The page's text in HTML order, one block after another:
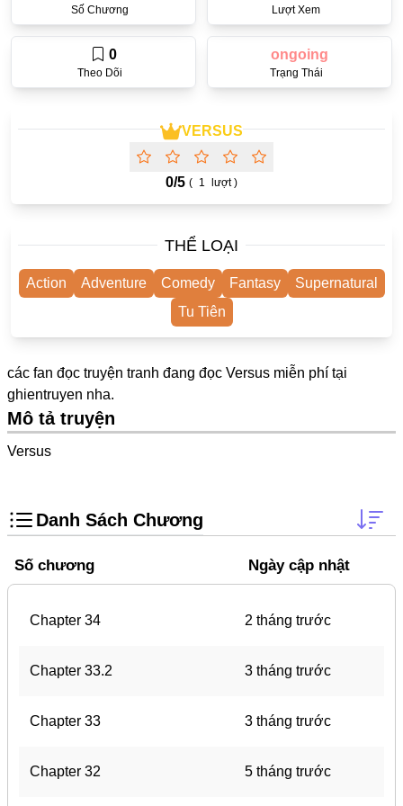
One Shot
#Âu Cổ
Showbiz
Mature
Trọng Sinh
Doujinshi
Thanh Xuân Vườn Trường
Shoujo Ai
#Trâu Già Gặm Cỏ Non
Demons
Anime
#Hoàng Gia
VERSUS
0/5 ( 1 lượt )
Số Chương Lượt Xem
Theo Dõi
0
Trạng Thái
ongoing
THỂ LOẠI
Action Adventure Comedy Fantasy
Supernatural
Tu Tiên
các fan đọc truyện tranh đang đọc Versus miễn phí tại
ghientruyen nha.
Mô tả truyện
Versus
Danh Sách Chương
Số chương Ngày cập nhật
Chapter 34 2 tháng trước
Chapter 33.2 3 tháng trước
Chapter 33 3 tháng trước
Chapter 32 5 tháng trước